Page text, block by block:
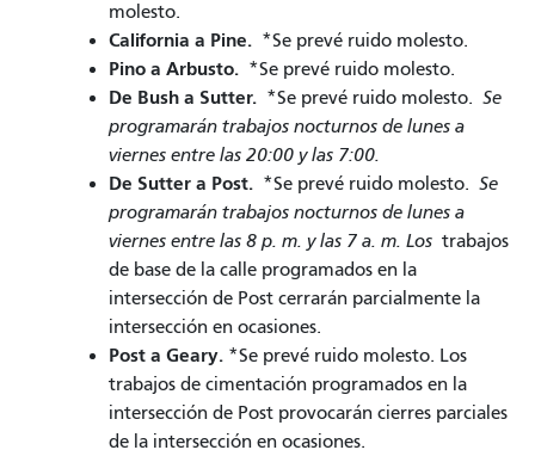
molesto.
California a Pine. *Se prevé ruido molesto.
Pino a Arbusto. *Se prevé ruido molesto.
De Bush a Sutter. *Se prevé ruido molesto. Se
programarán trabajos nocturnos de lunes a
viernes entre las 20:00 y las 7:00.
De Sutter a Post. *Se prevé ruido molesto. Se
programarán trabajos nocturnos de lunes a
viernes entre las 8 p. m. y las 7 a. m. Los trabajos
de base de la calle programados en la
intersección de Post cerrarán parcialmente la
intersección en ocasiones.
Post a Geary. *Se prevé ruido molesto. Los
trabajos de cimentación programados en la
intersección de Post provocarán cierres parciales
de la intersección en ocasiones.